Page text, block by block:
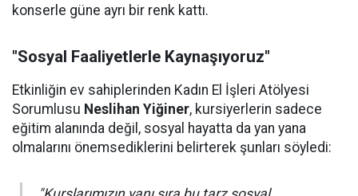
konserle güne ayrı bir renk kattı.
"Sosyal Faaliyetlerle Kaynaşıyoruz"
Etkinliğin ev sahiplerinden Kadın El İşleri Atölyesi
Sorumlusu Neslihan Yiğiner, kursiyerlerin sadece
eğitim alanında değil, sosyal hayatta da yan yana
olmalarını önemsediklerini belirterek şunları söyledi: